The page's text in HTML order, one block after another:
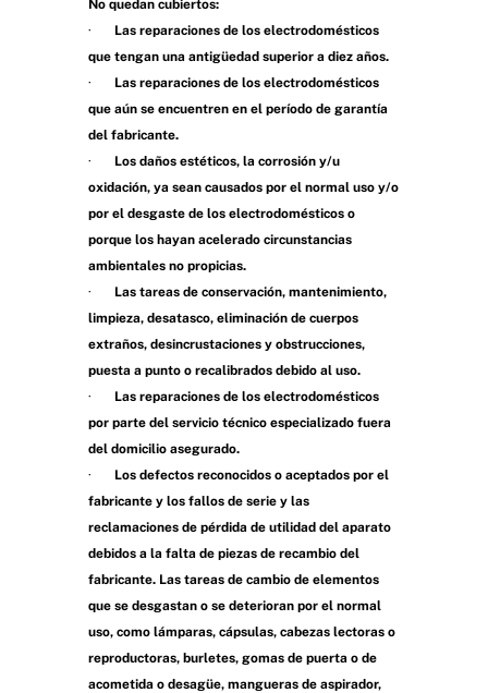
No quedan cubiertos:
· Las reparaciones de los electrodomésticos
que tengan una antigüedad superior a diez años.
· Las reparaciones de los electrodomésticos
que aún se encuentren en el período de garantía
del fabricante.
· Los daños estéticos, la corrosión y/u
oxidación, ya sean causados por el normal uso y/o
por el desgaste de los electrodomésticos o
porque los hayan acelerado circunstancias
ambientales no propicias.
· Las tareas de conservación, mantenimiento,
limpieza, desatasco, eliminación de cuerpos
extraños, desincrustaciones y obstrucciones,
puesta a punto o recalibrados debido al uso.
· Las reparaciones de los electrodomésticos
por parte del servicio técnico especializado fuera
del domicilio asegurado.
· Los defectos reconocidos o aceptados por el
fabricante y los fallos de serie y las
reclamaciones de pérdida de utilidad del aparato
debidos a la falta de piezas de recambio del
fabricante. Las tareas de cambio de elementos
que se desgastan o se deterioran por el normal
uso, como lámparas, cápsulas, cabezas lectoras o
reproductoras, burletes, gomas de puerta o de
acometida o desagüe, mangueras de aspirador,